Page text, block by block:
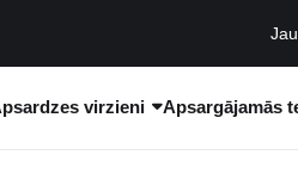
virzieni Apsargājamās